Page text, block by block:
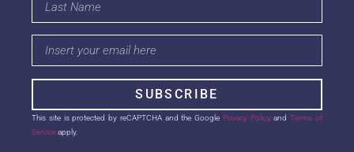
SUBSCRIBE
This site is protected by reCAPTCHA and the Google Privacy PolicyandTerms of
Serviceapply.